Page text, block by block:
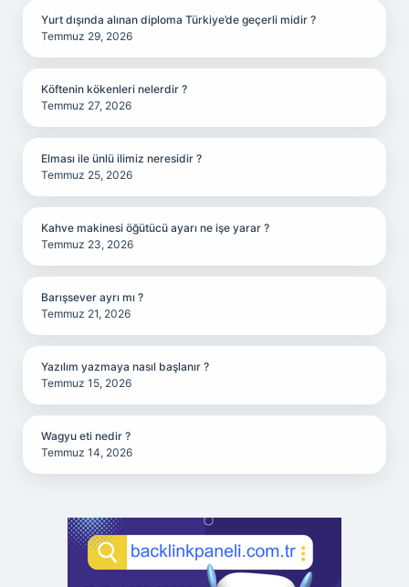
Yurt dışında alınan diploma Türkiye’de geçerli midir ?
Temmuz 29, 2026
Köftenin kökenleri nelerdir ?
Temmuz 27, 2026
Elması ile ünlü ilimiz neresidir ?
Temmuz 25, 2026
Kahve makinesi öğütücü ayarı ne işe yarar ?
Temmuz 23, 2026
Barışsever ayrı mı ?
Temmuz 21, 2026
Yazılım yazmaya nasıl başlanır ?
Temmuz 15, 2026
Wagyu eti nedir ?
Temmuz 14, 2026